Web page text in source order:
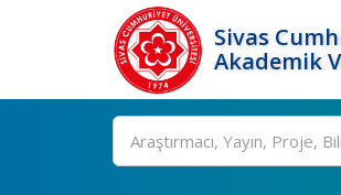
Sivas
Akademik
Ara